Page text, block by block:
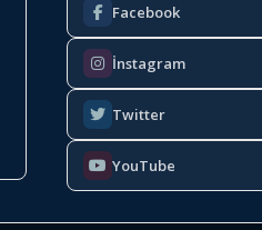
Facebook
İnstagram
Twitter
YouTube